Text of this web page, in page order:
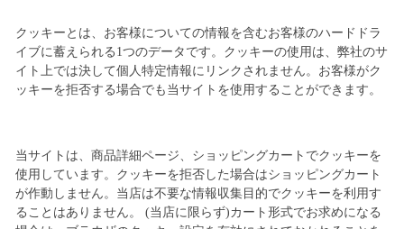
クッキーとは、お客様についての情報を含むお客様のハードドラ
イブに蓄えられる1つのデータです。クッキーの使用は、弊社のサ
イト上では決して個人特定情報にリンクされません。お客様がク
ッキーを拒否する場合でも当サイトを使用することができます。
当サイトは、商品詳細ページ、ショッピングカートでクッキーを
使用しています。クッキーを拒否した場合はショッピングカート
が作動しません。当店は不要な情報収集目的でクッキーを利用す
ることはありません。 (当店に限らず)カート形式でお求めになる